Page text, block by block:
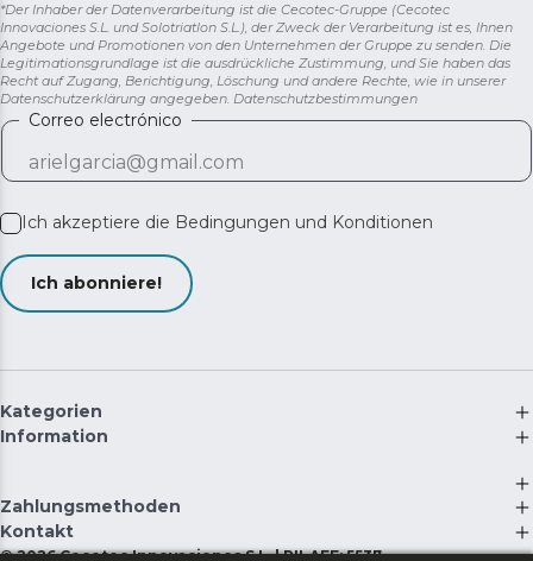
*Der Inhaber der Datenverarbeitung ist die Cecotec-Gruppe (Cecotec
Innovaciones S.L. und Solotriatlon S.L.), der Zweck der Verarbeitung ist es, Ihnen
Angebote und Promotionen von den Unternehmen der Gruppe zu senden. Die
Legitimationsgrundlage ist die ausdrückliche Zustimmung, und Sie haben das
Recht auf Zugang, Berichtigung, Löschung und andere Rechte, wie in unserer
Datenschutzerklärung angegeben. Datenschutzbestimmungen
Correo electrónico
Ich akzeptiere die Bedingungen und Konditionen
Ich abonniere!
Kategorien
Information
Zahlungsmethoden
Kontakt
©2026 Cecotec Innovaciones S.L. | RII-AEE: 5537